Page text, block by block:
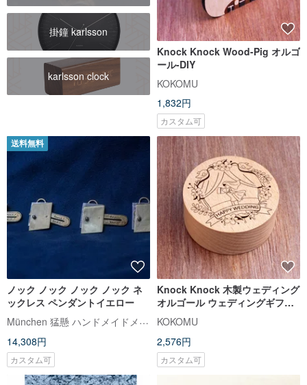
掛鐘 karlsson
karlsson clock
Knock Knock Wood-Pig オルゴ
ール-DIY
KOKOMU
1,832円
カスタム可
送料無料
ノック ノック ノック ノック ネ
ックレス ペンダントイエロー
München 猛懸 ハンドメイドメタルクラフト
14,308円
カスタム可
Knock Knock 木製ウェディング
オルゴール ウェディングギフト
ウェディング小物
KOKOMU
2,576円
カスタム可